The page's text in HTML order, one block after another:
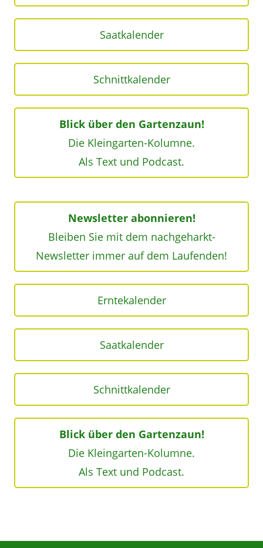
Saatkalender
Schnittkalender
Blick über den Gartenzaun!
Die Kleingarten-Kolumne.
Als Text und Podcast.
Newsletter abonnieren!
Bleiben Sie mit dem nachgeharkt-
Newsletter immer auf dem Laufenden!
Erntekalender
Saatkalender
Schnittkalender
Blick über den Gartenzaun!
Die Kleingarten-Kolumne.
Als Text und Podcast.